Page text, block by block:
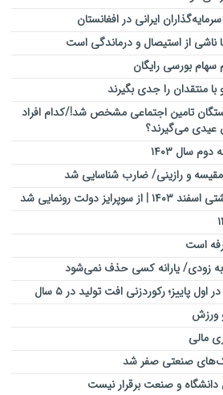
ایرانی در افغانستان
از استیصال و درماندگی است
بورسی رایگان
منتقدان را جدی بگیرند
تامین اجتماعی مشخص شد!/کدام افراد
سال ۱۴۰۳
و رازینی/ ضارب شناسایی شد
دولت رونمایی شد
است
زودی/ یارانه کسی حذف نمی‌شود
پاییز؛ رکوردزنی افت تولید در ۵ سال
ورزش
مالی
صنعتی صفر شد
دانشگاه و صنعت برقرار نیست